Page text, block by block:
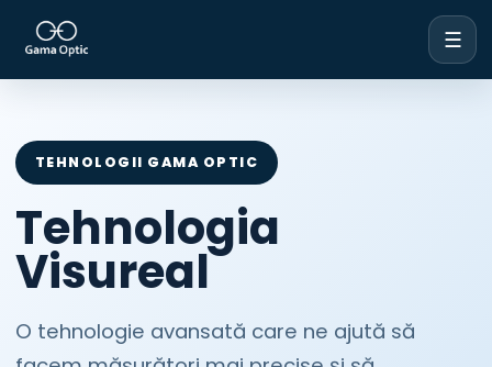
☰
TEHNOLOGII GAMA OPTIC
Tehnologia
Visureal
O tehnologie avansată care ne ajută să